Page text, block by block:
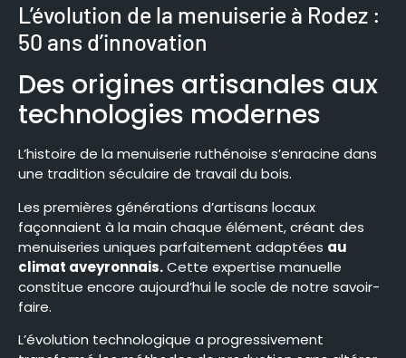
L’évolution de la menuiserie à Rodez :
50 ans d’innovation
Des origines artisanales aux
technologies modernes
L’histoire de la menuiserie ruthénoise s’enracine dans
une tradition séculaire de travail du bois.
Les premières générations d’artisans locaux
façonnaient à la main chaque élément, créant des
menuiseries uniques parfaitement adaptées au
climat aveyronnais.Cette expertise manuelle
constitue encore aujourd’hui le socle de notre savoir-
faire.
L’évolution technologique a progressivement